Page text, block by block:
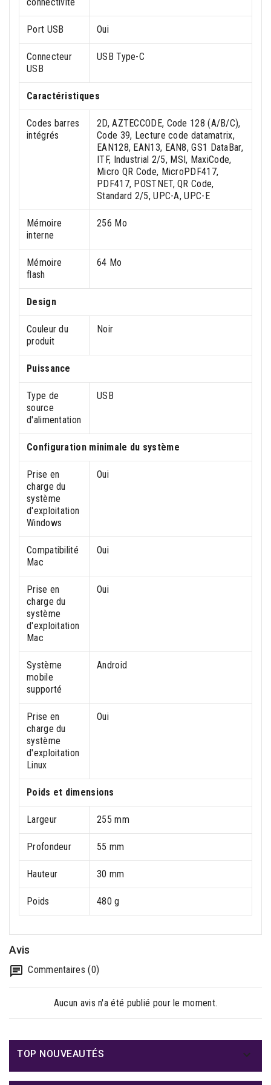
Port USB Oui
Connecteur
USB
USB Type-C
Caractéristiques
Codes barres
intégrés
2D, AZTECCODE, Code 128 (A/B/C),
Code 39, Lecture code datamatrix,
EAN128, EAN13, EAN8, GS1 DataBar,
ITF, Industrial 2/5, MSI, MaxiCode,
Micro QR Code, MicroPDF417,
PDF417, POSTNET, QR Code,
Standard 2/5, UPC-A, UPC-E
Mémoire
interne
256 Mo
Mémoire
flash
64 Mo
Design
Couleur du
produit
Noir
Puissance
Type de
source
d'alimentation
USB
Configuration minimale du système
Prise en
charge du
système
d'exploitation
Windows
Oui
Compatibilité
Mac
Oui
Prise en
charge du
système
d'exploitation
Mac
Oui
Système
mobile
supporté
Android
Prise en
charge du
système
d'exploitation
Linux
Oui
Poids et dimensions
Largeur 255 mm
Profondeur 55 mm
Hauteur 30 mm
Poids 480 g
Avis
Commentaires (0)
Aucun avis n'a été publié pour le moment.
TOP NOUVEAUTÉS 